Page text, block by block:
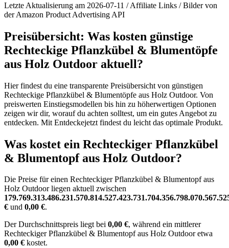
Letzte Aktualisierung am 2026-07-11 / Affiliate Links / Bilder von
der Amazon Product Advertising API
Preisübersicht: Was kosten günstige
Rechteckige Pflanzkübel & Blumentöpfe
aus Holz Outdoor aktuell?
Hier findest du eine transparente Preisübersicht von günstigen
Rechteckige Pflanzkübel & Blumentöpfe aus Holz Outdoor. Von
preiswerten Einstiegsmodellen bis hin zu höherwertigen Optionen
zeigen wir dir, worauf du achten solltest, um ein gutes Angebot zu
entdecken. Mit Entdeckejetzt findest du leicht das optimale Produkt.
Was kostet ein Rechteckiger Pflanzkübel
& Blumentopf aus Holz Outdoor?
Die Preise für einen Rechteckiger Pflanzkübel & Blumentopf aus
Holz Outdoor liegen aktuell zwischen
€ und 0,00 €.
Der Durchschnittspreis liegt bei 0,00 €, während ein mittlerer
Rechteckiger Pflanzkübel & Blumentopf aus Holz Outdoor etwa
0,00 € kostet.